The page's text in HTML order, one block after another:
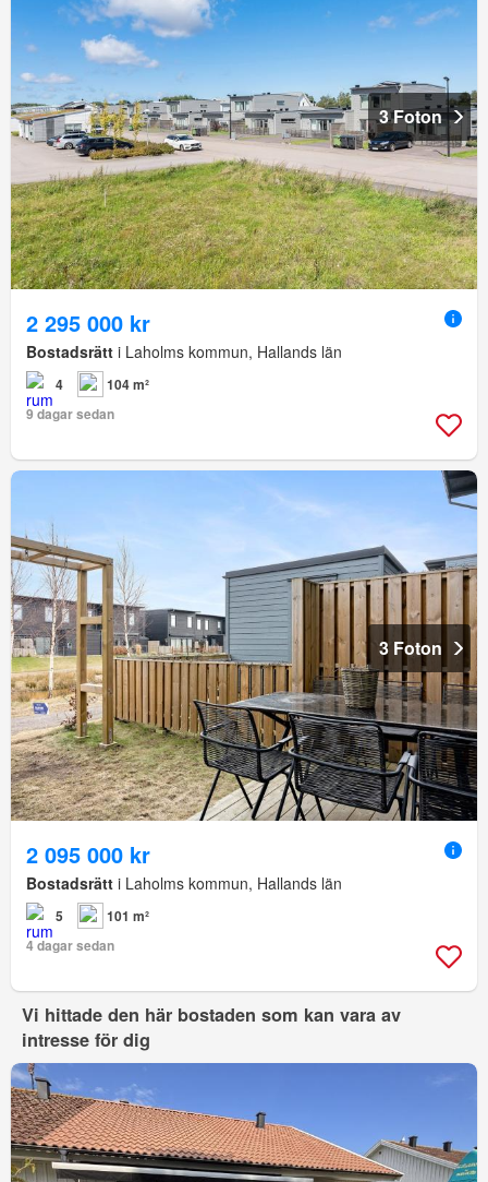
3 Foton
2 295 000 kr
Bostadsrätt i Laholms kommun, Hallands län
4
104 m²
9 dagar sedan
3 Foton
2 095 000 kr
Bostadsrätt i Laholms kommun, Hallands län
5
101 m²
4 dagar sedan
Vi hittade den här bostaden som kan vara av
intresse för dig